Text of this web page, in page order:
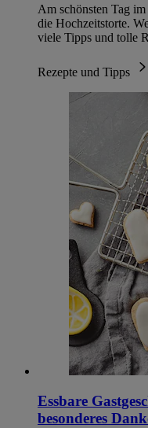
Am schönsten Tag
die Hochzeitstorte.
viele Tipps und tolle
Rezepte und Tipps
Essbare
besonderes